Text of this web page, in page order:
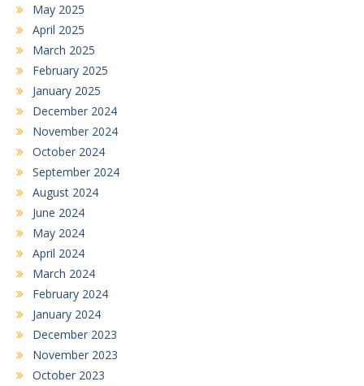
May 2025
April 2025
March 2025
February 2025
January 2025
December 2024
November 2024
October 2024
September 2024
August 2024
June 2024
May 2024
April 2024
March 2024
February 2024
January 2024
December 2023
November 2023
October 2023